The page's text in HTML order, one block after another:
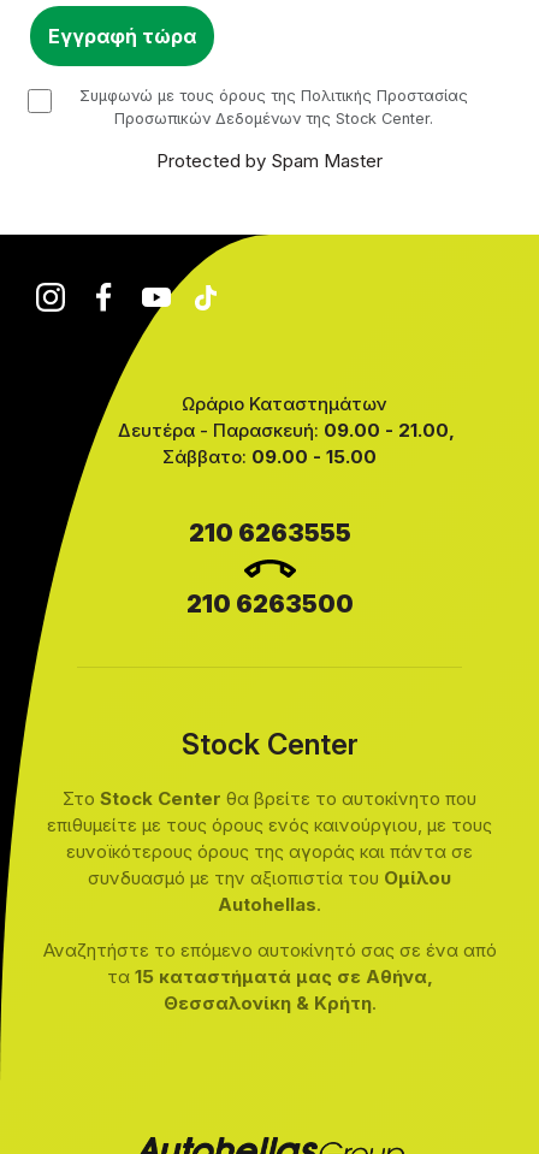
checkbox
Συμφωνώ με τους όρους της Πολιτικής Προστασίας
Προσωπικών Δεδομένων της Stock Center.
Protected by Spam Master
Ωράριο Καταστημάτων
Δευτέρα - Παρασκευή: 09.00 - 21.00,
Σάββατο: 09.00 - 15.00
210 6263555
210 6263500
Stock Center
Στο Stock Center θα βρείτε το αυτοκίνητο που
επιθυμείτε με τους όρους ενός καινούργιου, με τους
ευνοϊκότερους όρους της αγοράς και πάντα σε
συνδυασμό με την αξιοπιστία του Ομίλου
Autohellas.
Αναζητήστε το επόμενο αυτοκίνητό σας σε ένα από
τα 15 καταστήματά μας σε Αθήνα,
Θεσσαλονίκη & Κρήτη.